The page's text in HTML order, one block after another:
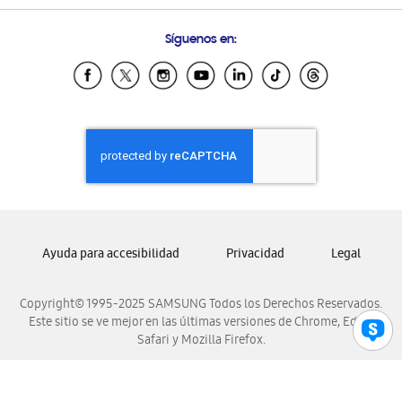
Samsung Ecuador
Samsung El Salvador
Samsung Honduras
Samsung Nicaragua
Samsung Panamá
Samsung Venezuela
Síguenos en:
Copyright© 1995-2025 SAMSUNG Todos los Derechos Reservados.
Este sitio se ve mejor en las últimas versiones de Chrome, Edge,
Safari y Mozilla Firefox.
Ayuda para accesibilidad Privacidad Legal